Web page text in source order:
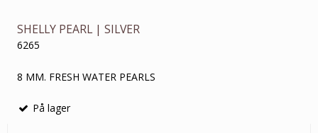
SHELLY PEARL | SILVER
6265
8 MM. FRESH WATER PEARLS
På lager